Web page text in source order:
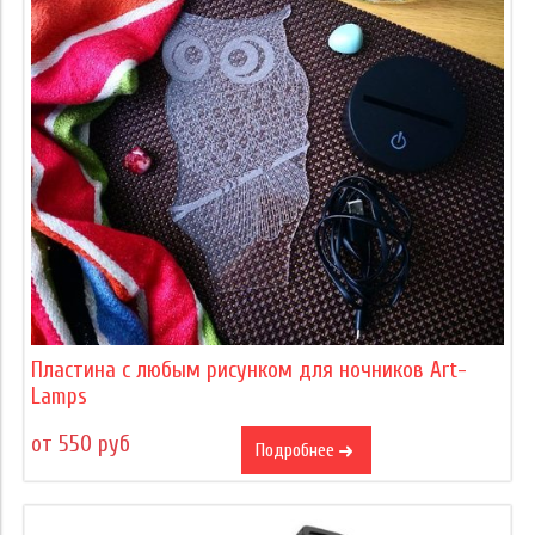
Пластина с любым рисунком для ночников Art-
Lamps
от 550 руб
Подробнее